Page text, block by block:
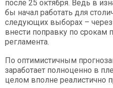
после 25 октября. Ведь в
бы начал работать для
следующих выборах –
внести поправку по срокам
регламента.
По оптимистичным
заработает полноценно в
целом вполне реалистично